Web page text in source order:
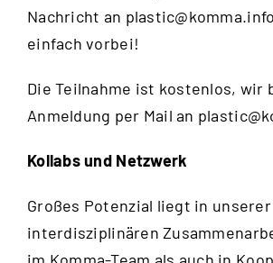
Nachricht an plastic@komma.info
einfach vorbei!
Die Teilnahme ist kostenlos, wir
Anmeldung per Mail an
Kollabs und Netzwerk
Großes Potenzial liegt in unserer
interdisziplinären